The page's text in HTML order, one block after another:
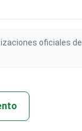
oficiales